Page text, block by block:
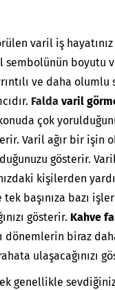
varil iş
sembolünün boyutu
ve daha olumlu
Falda varil
çok
Varil ağır bir işin
gösterir.
kişilerden
başınıza bazı
gösterir. Kahve
dönemlerin biraz
ulaşacağınızı
genellikle